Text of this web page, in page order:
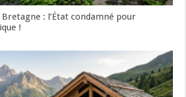
: l’État condamné pour
!